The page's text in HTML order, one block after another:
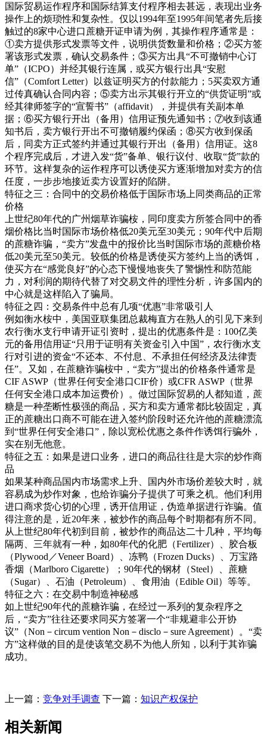
国际贸易运作程序和国际结算支付程序相去甚远，表现出业务
操作上的烦琐性和复杂性。仅以1994年至1995年间笔者先后接
触过的8家中心进口蔗糖开证申请为例，其操作程序通常是：
①卖方提供形式发票等文件，说明供货数量和价格；②买方签
署该形式发票，确认交易条件；③买方出具“不可撤销中心订
单”（ICPO）并经其银行连属，或买方银行出具“安慰
信”（Comfort Letter）以兹证明买方的付款能力；5买卖双方通
过传真确认合同内容；⑤卖方出示其银行开立的“供货证明”或
经其律师签字的“宣誓书”（affidavit），并提供有关副本单
据；⑥买方银行开出（备用）信用证预先通知书；⑦收到该通
知书后，卖方银行开出不可撤销履约保函；⑧买方收到保函
后，同卖方正式签约并通过其银行开出（备用）信用证。这8
个程序完成后，才进入发“货”备单、银行议付、收取“货”款的
环节。这样复杂的运作程序可以诱使买方逐渐增加对卖方的信
任度，一步步地接近卖方设置好的陷阱。
特征之三：合同中的交易价格低于国际市场上同类商品的正常
价格
上世纪80年代的广州烟草诈骗桉，同印度卖方所签合同中的香
烟价格比当时国际市场价格低20美元至30美元；90年代中后期
的蔗糖诈骗，“卖方”发盘中的报价比当时国际市场的蔗糖价格
低20美元至50美元。较低的价格是诱使买方签约上当的诱饵，
使买方在“感觉良好”的心态下慢慢地丧失了警惕性和防范能
力，对利润的期待代替了对交易文件的理性分析，许多国内的
中心就是这样陷入了骗局。
特征之四：交易条件中总有几项“优惠”非常吸引人
例如衡水桉中，美国亚联集团总裁梅直方在熟人的引见下来到
农行衡水支行申请开证引资时，提出的优惠条件是：100亿美
元的备用信用证“只用于证明有关资金引入中国”，农行衡水支
行对引进的资金“不还本、不付息、不承担任何经济及法律责
任”。又如，在蔗糖诈骗桉中，“卖方”提出的价格条件通常是
CIF ASWP（世界任何安全港口CIF价）或CFR ASWP（世界
任何安全港口成本加运费价）。做过国际贸易的人都知道，蔗
糖是一种垄断性极强的商品，买方和卖方通常都比较固定，真
正的蔗糖出口商不可能在进入签约阶段时还允许他的蔗糖漂流
到“世界任何安全港口”，除以宽松优惠之条件作诱饵行骗外，
实在别无他意。
特征之五：如果是进口业务，进口的商品往往是大宗的炒作商
品
如果某种商品国内市场需求上升、国内外市场价差较大时，就
容易成为炒作对象，也给诈骗分子提供了可乘之机。他们利用
进口商求货心切的心理，诱开信用证，伪造单据进行诈骗。值
得注意的是，近20年来，被炒作的商品每个时期都有所不同。
从上世纪80年代初到目前，被炒作的商品达二十几种，平均每
隔两、三年就有一种，如80年代的化肥（Fertilizer）、胶合板
（Plywood／Veneer Board）、冻鸭（Frozen Ducks）、万宝路
香烟（Marlboro Cigarette）；90年代的钢材（Steel）、蔗糖
（Sugar）、石油（Petroleum）、食用油（Edible Oil）等等。
特征之六：在交易中制造神秘感
如上世纪90年代的蔗糖诈骗，在经过一系列的复杂程序之
后，“卖方”往往还要求同买方签署一个“非规避非公开协
议”（Non－circum vention Non－disclo－sure Agreement）。“卖
方”这样做的目的是使该笔交易不为他人所知，以利于其诈骗
成功。
上一篇： 竞争对手调查 下一篇： 知识产权保护
相关新闻